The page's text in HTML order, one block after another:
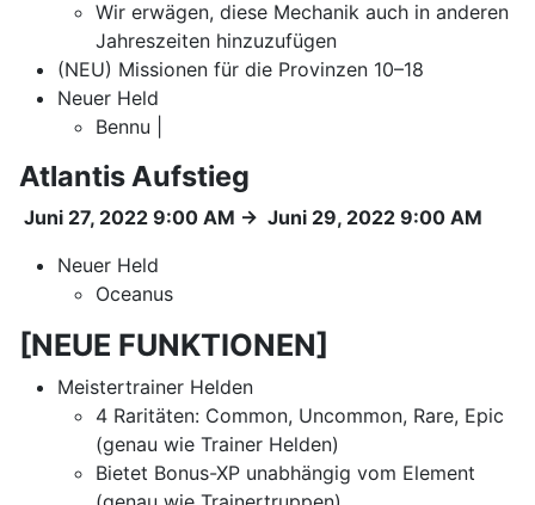
Wir erwägen, diese Mechanik auch in anderen
Jahreszeiten hinzuzufügen
(NEU) Missionen für die Provinzen 10–18
Neuer Held
Bennu |
Atlantis Aufstieg
Juni 27, 2022 9:00 AM → Juni 29, 2022 9:00 AM
Neuer Held
Oceanus
[NEUE FUNKTIONEN]
Meistertrainer Helden
4 Raritäten: Common, Uncommon, Rare, Epic
(genau wie Trainer Helden)
Bietet Bonus-XP unabhängig vom Element